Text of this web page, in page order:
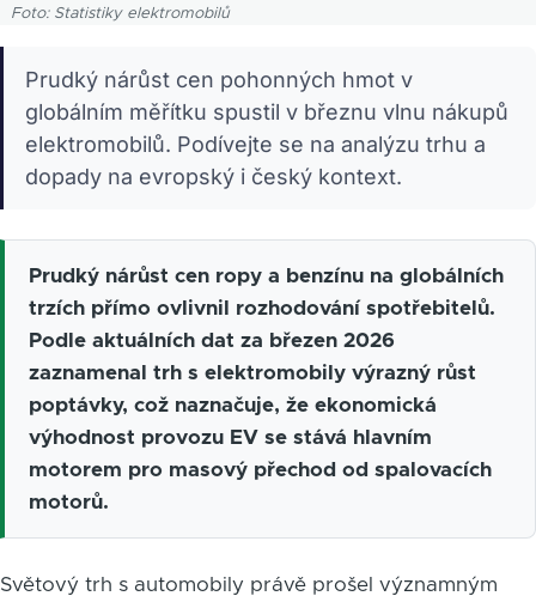
Foto: Statistiky elektromobilů
Prudký nárůst cen pohonných hmot v
globálním měřítku spustil v březnu vlnu nákupů
elektromobilů. Podívejte se na analýzu trhu a
dopady na evropský i český kontext.
Prudký nárůst cen ropy a benzínu na globálních
trzích přímo ovlivnil rozhodování spotřebitelů.
Podle aktuálních dat za březen 2026
zaznamenal trh s elektromobily výrazný růst
poptávky, což naznačuje, že ekonomická
výhodnost provozu EV se stává hlavním
motorem pro masový přechod od spalovacích
motorů.
Světový trh s automobily právě prošel významným